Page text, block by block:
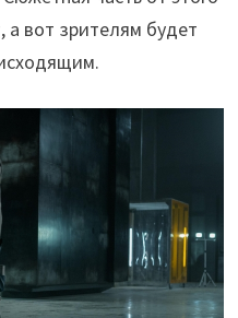
а вот зрителям будет